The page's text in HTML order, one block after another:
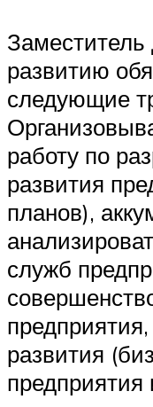
Заместитель
развитию
следующие
работу по
развития
планов),
служб
развития
предприятия